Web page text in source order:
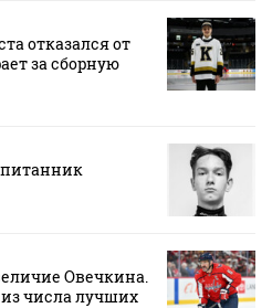
отказался от
за сборную
Овечкина.
числа лучших